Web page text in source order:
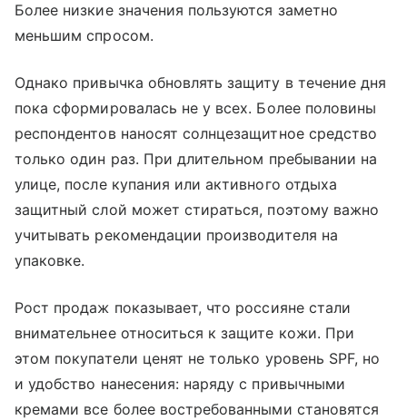
Более низкие значения пользуются заметно
меньшим спросом.
Однако привычка обновлять защиту в течение дня
пока сформировалась не у всех. Более половины
респондентов наносят солнцезащитное средство
только один раз. При длительном пребывании на
улице, после купания или активного отдыха
защитный слой может стираться, поэтому важно
учитывать рекомендации производителя на
упаковке.
Рост продаж показывает, что россияне стали
внимательнее относиться к защите кожи. При
этом покупатели ценят не только уровень SPF, но
и удобство нанесения: наряду с привычными
кремами все более востребованными становятся